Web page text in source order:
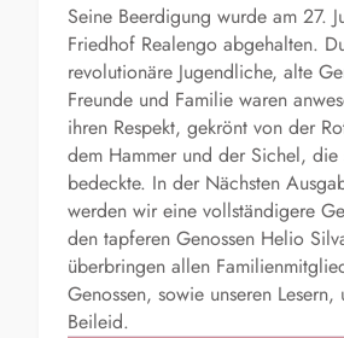
Seine Beerdigung wurde am 27.
Friedhof Realengo abgehalten.
revolutionäre Jugendliche, alte
Freunde und Familie waren
ihren Respekt, gekrönt von der
dem Hammer und der Sichel, die
bedeckte. In der Nächsten
werden wir eine vollständigere
den tapferen Genossen Helio
überbringen allen
Genossen, sowie unseren Lesern,
Beileid.